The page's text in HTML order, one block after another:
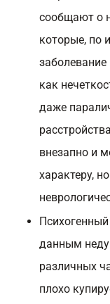
сообщают о
которые, по
как
даже
внезапно и
характеру,
данным
различных
плохо